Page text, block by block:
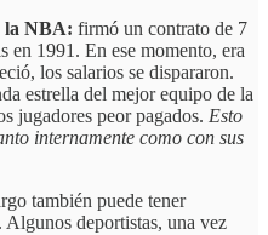
la NBA: firmó un contrato de 7
1991. En ese momento, era
los salarios se dispararon.
estrella del mejor equipo de la
jugadores peor pagados. Esto
internamente como con sus
también puede tener
deportistas, una vez